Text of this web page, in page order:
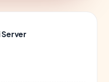
Server